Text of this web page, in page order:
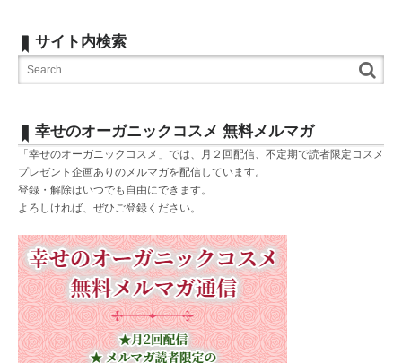
サイト内検索
幸せのオーガニックコスメ 無料メルマガ
「幸せのオーガニックコスメ」では、月２回配信、不定期で読者限定コスメ
プレゼント企画ありのメルマガを配信しています。
登録・解除はいつでも自由にできます。
よろしければ、ぜひご登録ください。